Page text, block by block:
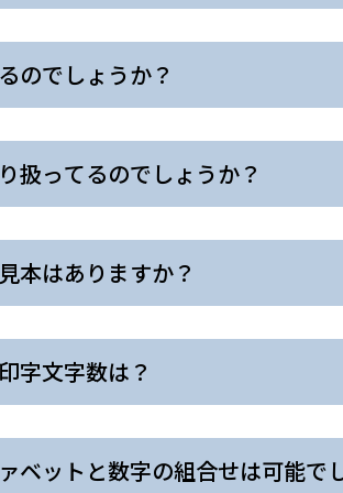
のでしょうか？
扱ってるのでしょうか？
本はありますか？
字文字数は？
ベットと数字の組合せは可能で